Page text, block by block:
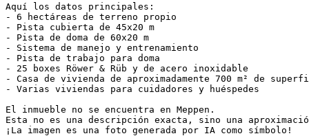
Aquí los datos principales:
- 6 hectáreas de terreno propio
- Pista cubierta de 45x20 m
- Pista de doma de 60x20 m
- Sistema de manejo y entrenamiento
- Pista de trabajo para doma
- 25 boxes Röwer & Rüb y de acero inoxidable
- Casa de vivienda de aproximadamente 700 m² de
- Varias viviendas para cuidadores y huéspedes
El inmueble no se encuentra en Meppen.
Esta no es una descripción exacta, sino una
¡La imagen es una foto generada por IA como símbolo!